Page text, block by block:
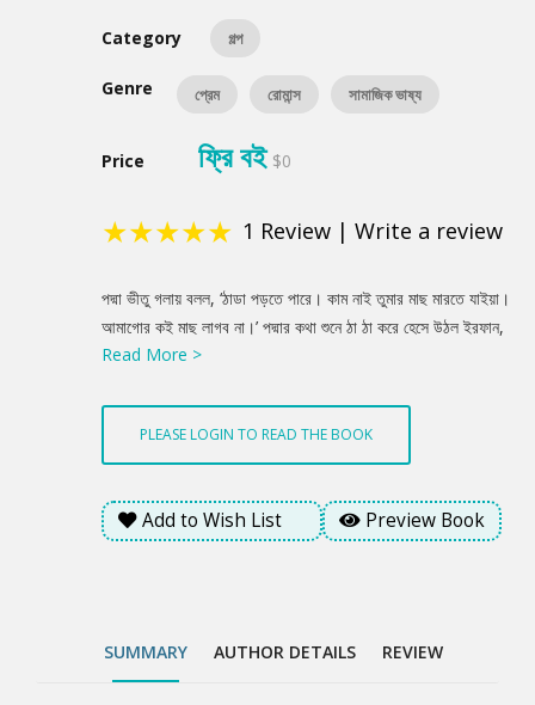
Category গল্প
Genre প্রেম রোমান্স সামাজিক ভাষ্য
Price ফ্রি বই $0
★★★★★ 1 Review | Write a review
Product
Summery
পদ্মা ভীতু গলায় বলল, ‘ঠাডা পড়তে পারে। কাম নাই তুমার মাছ মারতে যাইয়া।
আমাগোর কই মাছ লাগব না।’ পদ্মার কথা শুনে ঠা ঠা করে হেসে উঠল ইরফান,
‘জোয়াইরা দিনে ঠাডা পড়ে না। জোয়াইরা মাছ ধরলে তার খারাপ লাগে হেইডা
বড় সুখের দিন এইডা। তুমি কী নিঠুর গো। এই দিনে মাছ না মারলে কী অয়!
মাছ না খাইলে কী অয়!’
Read More >
PLEASE LOGIN TO READ THE BOOK
Add to Wish List Preview Book
SUMMARY AUTHOR DETAILS REVIEW